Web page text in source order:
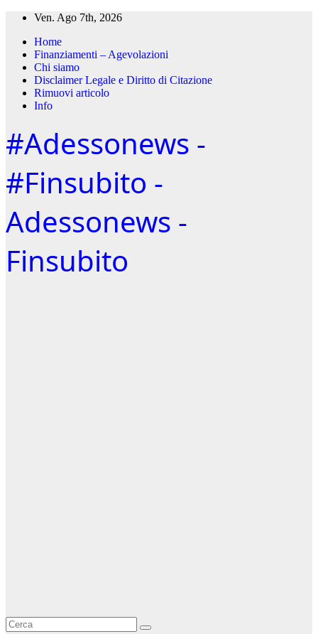
Salta
contenuto
Ven. Ago 7th, 2026
Home
Finanziamenti – Agevolazioni
Chi siamo
Disclaimer Legale e Diritto di Citazione
Rimuovi articolo
Info
#Adessonews -
#Finsubito -
Adessonews -
Finsubito